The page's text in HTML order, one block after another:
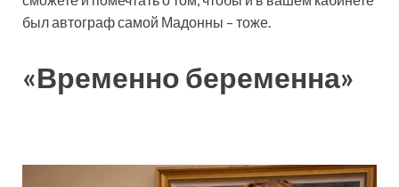
был автограф самой Мадонны – тоже.
«Временно беременна»